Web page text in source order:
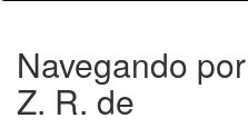
Navegando
Z. R. de